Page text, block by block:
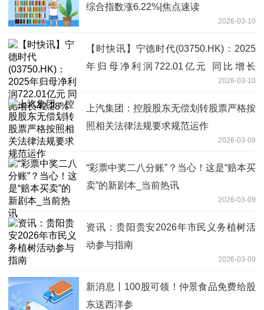
综合指数涨6.22%|焦点速读
2026-03-10
【时快讯】宁德时代(03750.HK)：2025
年归母净利润722.01亿元 同比增长
2026-03-10
上汽集团：控股股东无偿划转股票严格按
照相关法律法规要求规范运作
2026-03-09
“彩票中奖二八分账”？当心！这是“赔本买
卖”的新剧本_当前热讯
2026-03-09
资讯：​贵阳贵安2026年市民义务植树活
动参与指南
2026-03-09
新消息丨100股可领！仲景食品免费给股
东送西洋参